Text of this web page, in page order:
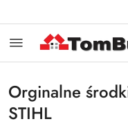
Orginalne
STIHL